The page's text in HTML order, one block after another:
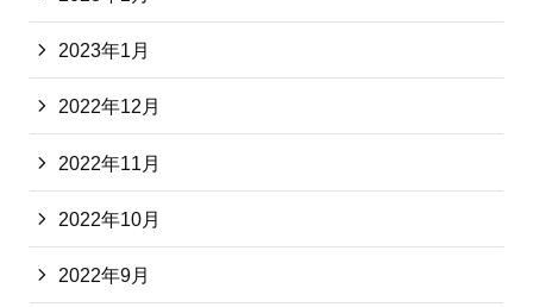
2023年1月
2022年12月
2022年11月
2022年10月
2022年9月